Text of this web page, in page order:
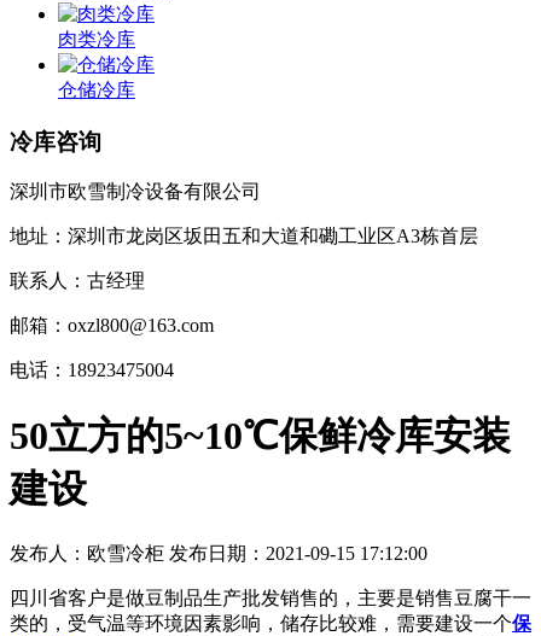
肉类冷库
仓储冷库
冷库咨询
深圳市欧雪制冷设备有限公司
地址：深圳市龙岗区坂田五和大道和磡工业区A3栋首层
联系人：古经理
邮箱：oxzl800@163.com
电话：18923475004
50立方的5~10℃保鲜冷库安装
建设
发布人： 欧雪冷柜 发布日期： 2021-09-15 17:12:00
四川省客户是做豆制品生产批发销售的，主要是销售豆腐干一
类的，受气温等环境因素影响，储存比较难，需要建设一个保